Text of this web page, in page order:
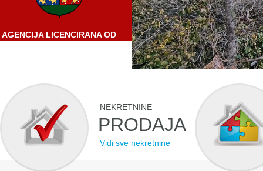
AGENCIJA LICENCIRANA OD
STRANE HRVATSKE
NEKRETNINE
PRODAJA
Vidi sve nekretnine